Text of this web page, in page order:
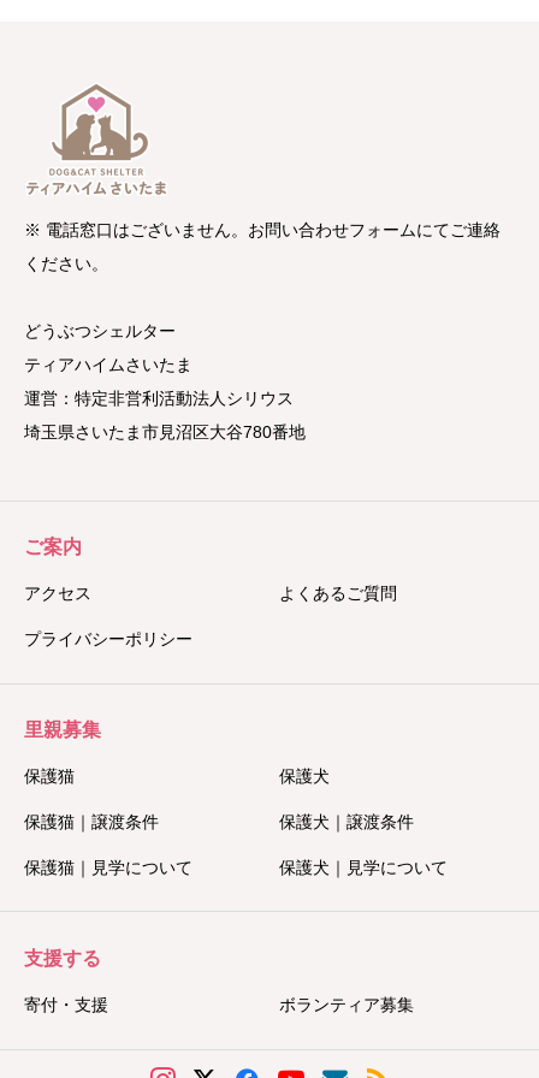
※ 電話窓口はございません。お問い合わせフォームにてご連絡
ください。
どうぶつシェルター
ティアハイムさいたま
運営：特定非営利活動法人シリウス
埼玉県さいたま市見沼区大谷780番地
ご案内
アクセス よくあるご質問
プライバシーポリシー
里親募集
保護猫 保護犬
保護猫｜譲渡条件 保護犬｜譲渡条件
保護猫｜見学について 保護犬｜見学について
支援する
寄付・支援 ボランティア募集